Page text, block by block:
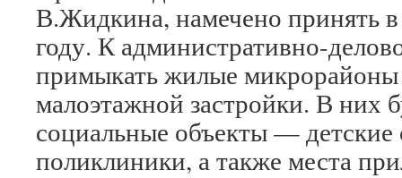
В.Жидкина, намечено принять
году. К административно-
примыкать жилые
малоэтажной застройки. В них
социальные объекты —
поликлиники, а также места